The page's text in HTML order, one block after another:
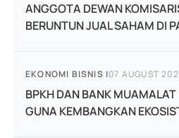
ANGGOTA DEWAN
BERUNTUN JUAL SAHAM DI
EKONOMI BISNIS |07 AUGUST
BPKH DAN BANK MUAMALAT
GUNA KEMBANGKAN